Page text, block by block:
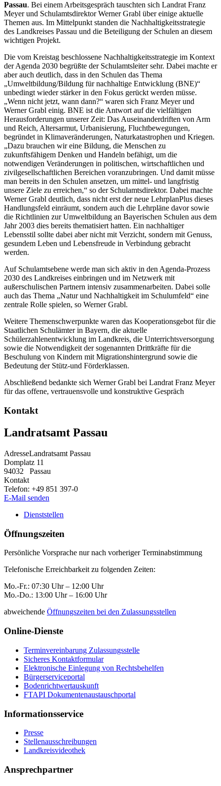
Passau. Bei einem Arbeitsgespräch tauschten sich Landrat Franz
Meyer und Schulamtsdirektor Werner Grabl über einige aktuelle
Themen aus. Im Mittelpunkt standen die Nachhaltigkeitsstrategie
des Landkreises Passau und die Beteiligung der Schulen an diesem
wichtigen Projekt.
Die vom Kreistag beschlossene Nachhaltigkeitsstrategie im Kontext
der Agenda 2030 begrüßte der Schulamtsleiter sehr. Dabei machte er
aber auch deutlich, dass in den Schulen das Thema
„Umweltbildung/Bildung für nachhaltige Entwicklung (BNE)“
unbedingt wieder stärker in den Fokus gerückt werden müsse.
„Wenn nicht jetzt, wann dann?“ waren sich Franz Meyer und
Werner Grabl einig. BNE ist die Antwort auf die vielfältigen
Herausforderungen unserer Zeit: Das Auseinanderdriften von Arm
und Reich, Altersarmut, Urbanisierung, Fluchtbewegungen,
begründet in Klimaveränderungen, Naturkatastrophen und Kriegen.
„Dazu brauchen wir eine Bildung, die Menschen zu
zukunftsfähigem Denken und Handeln befähigt, um die
notwendigen Veränderungen in politischen, wirtschaftlichen und
zivilgesellschaftlichen Bereichen voranzubringen. Und damit müsse
man bereits in den Schulen ansetzen, um mittel- und langfristig
unsere Ziele zu erreichen,“ so der Schulamtsdirektor. Dabei machte
Werner Grabl deutlich, dass nicht erst der neue LehrplanPlus dieses
Handlungsfeld einräumt, sondern auch die Lehrpläne davor sowie
die Richtlinien zur Umweltbildung an Bayerischen Schulen aus dem
Jahr 2003 dies bereits thematisiert hatten. Ein nachhaltiger
Lebensstil sollte dabei aber nicht mit Verzicht, sondern mit Genuss,
gesundem Leben und Lebensfreude in Verbindung gebracht
werden.
Auf Schulamtsebene werde man sich aktiv in den Agenda-Prozess
2030 des Landkreises einbringen und im Netzwerk mit
außerschulischen Partnern intensiv zusammenarbeiten. Dabei solle
auch das Thema „Natur und Nachhaltigkeit im Schulumfeld“ eine
zentrale Rolle spielen, so Werner Grabl.
Weitere Themenschwerpunkte waren das Kooperationsgebot für die
Staatlichen Schulämter in Bayern, die aktuelle
Schülerzahlenentwicklung im Landkreis, die Unterrichtsversorgung
sowie die Notwendigkeit der sogenannten Drittkräfte für die
Beschulung von Kindern mit Migrationshintergrund sowie die
Bedeutung der Stütz-und Förderklassen.
Abschließend bedankte sich Werner Grabl bei Landrat Franz Meyer
für das offene, vertrauensvolle und konstruktive Gespräch
Kontakt
Landratsamt Passau
AdresseLandratsamt Passau
Domplatz 11
94032
Passau
Kontakt
Telefon: +49 851 397-0
E-Mail senden
Dienststellen
Öffnungszeiten
Persönliche Vorsprache nur nach vorheriger Terminabstimmung
Telefonische Erreichbarkeit zu folgenden Zeiten:
Mo.-Fr.: 07:30 Uhr – 12:00 Uhr
Mo.-Do.: 13:00 Uhr – 16:00 Uhr
abweichende Öffnungszeiten bei den Zulassungsstellen
Online-Dienste
Terminvereinbarung Zulassungsstelle
Sicheres Kontaktformular
Elektronische Einlegung von Rechtsbehelfen
Bürgerserviceportal
Bodenrichtwertauskunft
FTAPI Dokumentenaustauschportal
Informationsservice
Presse
Stellenausschreibungen
Landkreisvideothek
Ansprechpartner